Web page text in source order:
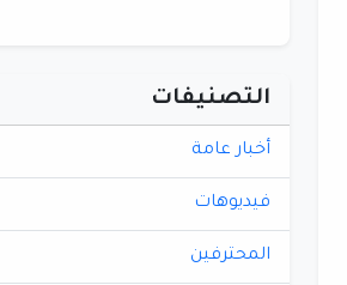
التصنيفات
أخبار عامة
فيديوهات
المحترفين